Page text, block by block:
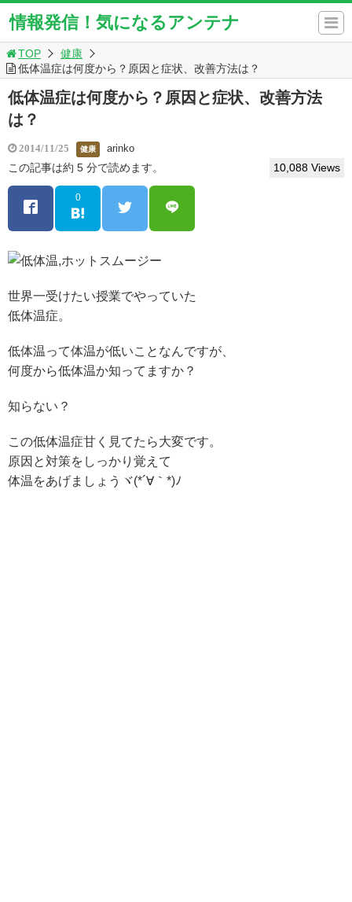
情報発信！気になるアンテナ
TOP
健康
低体温症は何度から？原因と症状、改善方法は？
低体温症は何度から？原因と症状、改善方法
は？
2014/11/25 健康 arinko
この記事は約 5 分で読めます。 10,088 Views
0
世界一受けたい授業でやっていた
低体温症。
低体温って体温が低いことなんですが、
何度から低体温か知ってますか？
知らない？
この低体温症甘く見てたら大変です。
原因と対策をしっかり覚えて
体温をあげましょうヾ(*´∀｀*)ﾉ